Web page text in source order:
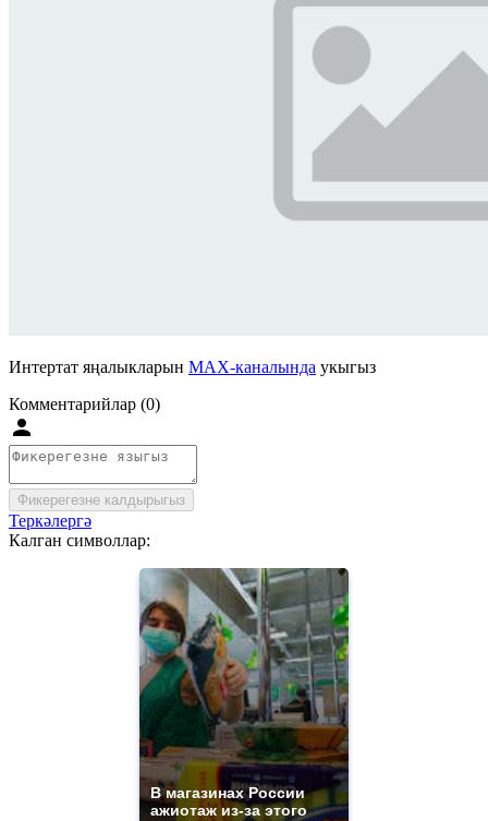
Интертат яңалыкларын MAX-каналында укыгыз
Комментарийлар (0)
Фикерегезне калдырыгыз
Теркәлергә
Калган символлар:
В магазинах России
ажиотаж из-за этого